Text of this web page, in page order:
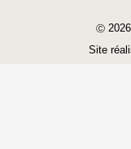
Ⓒ
Site